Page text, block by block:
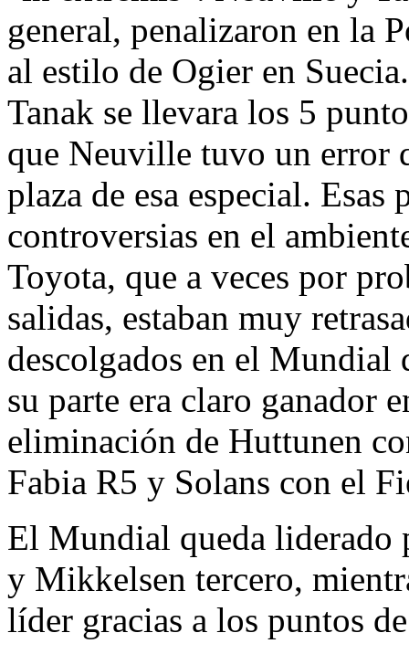
general, penalizaron en la
al estilo de Ogier en
Tanak se llevara los 5
que Neuville tuvo un error
plaza de esa especial.
controversias en el
Toyota, que a veces por
salidas, estaban muy
descolgados en el Mundial
su parte era claro ganador
eliminación de Huttunen
Fabia R5 y Solans con el
El Mundial queda liderado
y Mikkelsen tercero,
líder gracias a los puntos